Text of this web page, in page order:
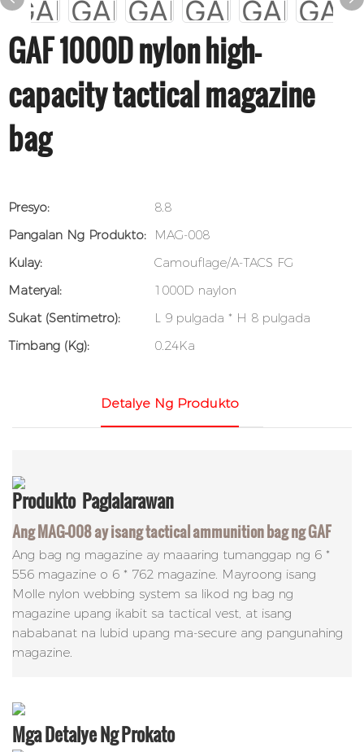
GAF 1000D nylon high-
capacity tactical magazine
bag
Presyo:
8.8
Pangalan Ng Produkto:
MAG-008
Kulay:
Camouflage/A-TACS FG
Materyal:
1000D naylon
Sukat (sentimetro):
L 9 pulgada * H 8 pulgada
Timbang (kg):
0.24Ka
Detalye Ng Produkto
Produkto Paglalarawan
Ang MAG-008 ay isang tactical ammunition bag ng GAF
Ang bag ng magazine ay maaaring tumanggap ng 6 *
556 magazine o 6 * 762 magazine. Mayroong isang
Molle nylon webbing system sa likod ng bag ng
magazine upang ikabit sa tactical vest, at isang
nababanat na lubid upang ma-secure ang pangunahing
magazine.
Mga Detalye Ng Prokato